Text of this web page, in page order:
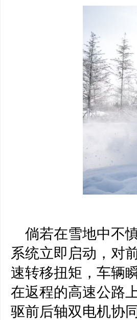
倘若在雪地中不
系统立即启动，对
速转移扭矩，车辆
在返程的高速公路
驱前后轴双电机协